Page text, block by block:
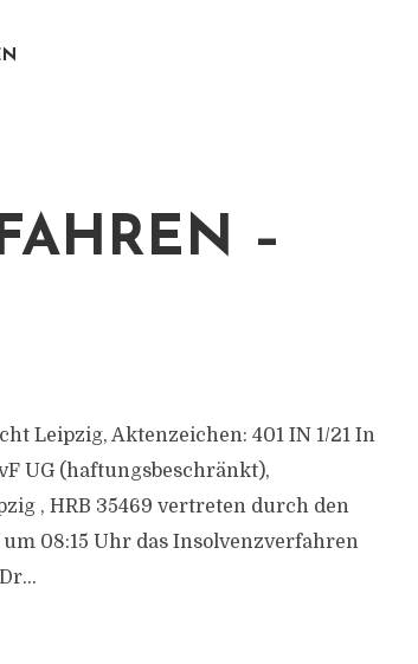
–
Leipzig, Aktenzeichen: 401 IN 1/21 In
UG (haftungsbeschränkt),
, HRB 35469 vertreten durch den
08:15 Uhr das Insolvenzverfahren